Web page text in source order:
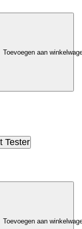
Toevoegen aan
Tester
Toevoegen aan